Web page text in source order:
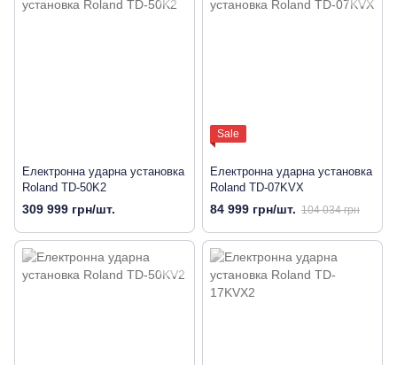
Електронна ударна установка
Roland TD-50K2
309 999 грн/шт.
Sale
Електронна ударна установка
Roland TD-07KVX
84 999 грн/шт. 104 034 грн